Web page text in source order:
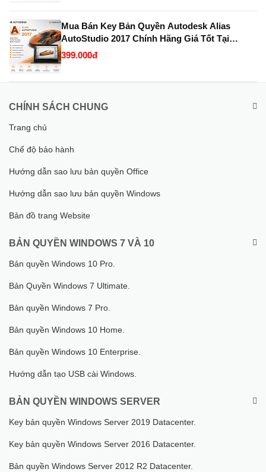
Mua Bán Key Bản Quyền Autodesk Alias
AutoStudio 2017 Chính Hãng Giá Tốt Tại
KeyBanQuyen.VN
399.000đ
CHÍNH SÁCH CHUNG
Trang chủ
Chế độ bảo hành
Hướng dẫn sao lưu bản quyền Office
Hướng dẫn sao lưu bản quyền Windows
Bản đồ trang Website
BẢN QUYỀN WINDOWS 7 VÀ 10
Bản quyền Windows 10 Pro.
Bản Quyền Windows 7 Ultimate.
Bản quyền Windows 7 Pro.
Bản quyền Windows 10 Home.
Bản quyền Windows 10 Enterprise.
Hướng dẫn tạo USB cài Windows.
BẢN QUYỀN WINDOWS SERVER
Key bản quyền Windows Server 2019 Datacenter.
Key bản quyền Windows Server 2016 Datacenter.
Bản quyền Windows Server 2012 R2 Datacenter.